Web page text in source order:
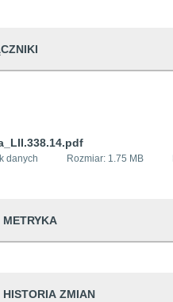
danych Rozmiar: 1.75 MB
METRYKA
HISTORIA ZMIAN